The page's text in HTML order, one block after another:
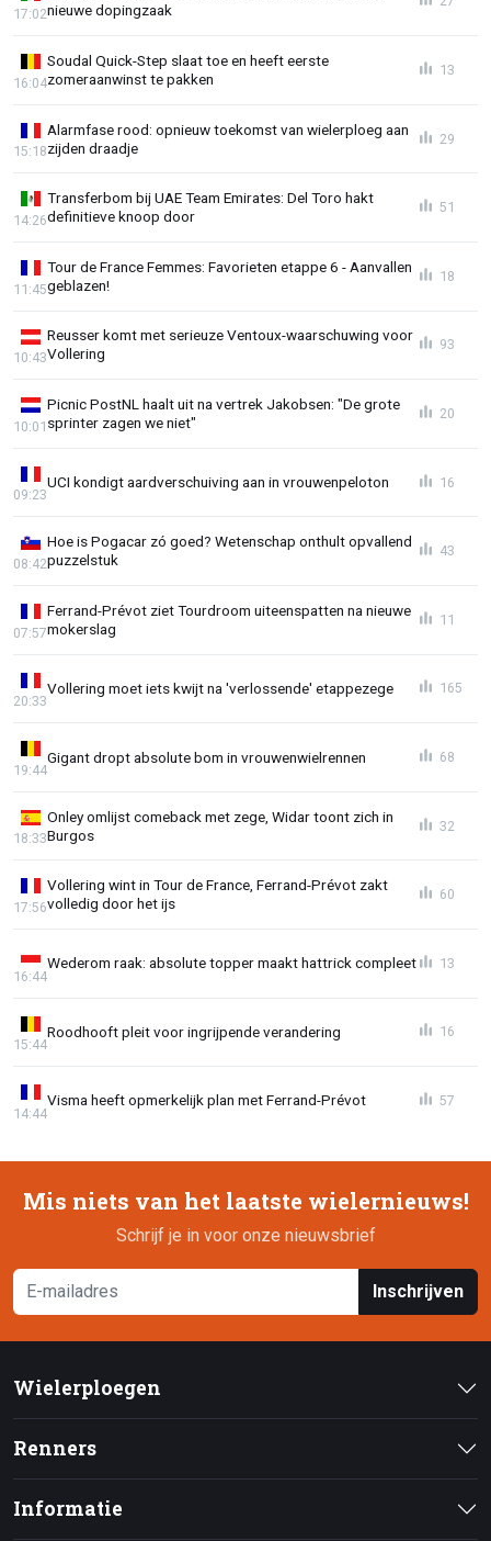
nieuwe dopingzaak
17:02
Soudal Quick-Step slaat toe en heeft eerste
zomeraanwinst te pakken
16:04
13
Alarmfase rood: opnieuw toekomst van wielerploeg aan
zijden draadje
15:18
29
Transferbom bij UAE Team Emirates: Del Toro hakt
definitieve knoop door
14:26
51
Tour de France Femmes: Favorieten etappe 6 - Aanvallen
geblazen!
11:45
18
Reusser komt met serieuze Ventoux-waarschuwing voor
Vollering
10:43
93
Picnic PostNL haalt uit na vertrek Jakobsen: "De grote
sprinter zagen we niet"
10:01
20
UCI kondigt aardverschuiving aan in vrouwenpeloton
09:23
16
Hoe is Pogacar zó goed? Wetenschap onthult opvallend
puzzelstuk
08:42
43
Ferrand-Prévot ziet Tourdroom uiteenspatten na nieuwe
mokerslag
07:57
11
Vollering moet iets kwijt na 'verlossende' etappezege
20:33
165
Gigant dropt absolute bom in vrouwenwielrennen
19:44
68
Onley omlijst comeback met zege, Widar toont zich in
Burgos
18:33
32
Vollering wint in Tour de France, Ferrand-Prévot zakt
volledig door het ijs
17:56
60
Wederom raak: absolute topper maakt hattrick compleet
16:44
13
Roodhooft pleit voor ingrijpende verandering
15:44
16
Visma heeft opmerkelijk plan met Ferrand-Prévot
14:44
57
Mis niets van het laatste wielernieuws!
Schrijf je in voor onze nieuwsbrief
Inschrijven
Wielerploegen
Renners
Informatie